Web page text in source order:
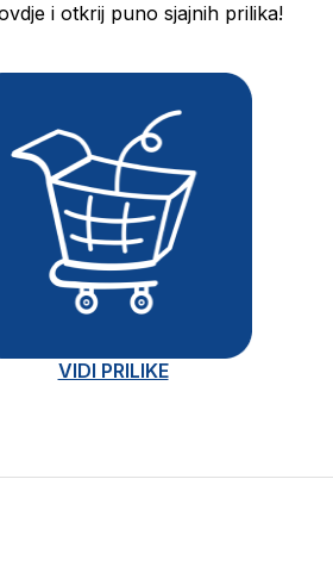
i otkrij puno sjajnih prilika!
VIDI PRILIKE